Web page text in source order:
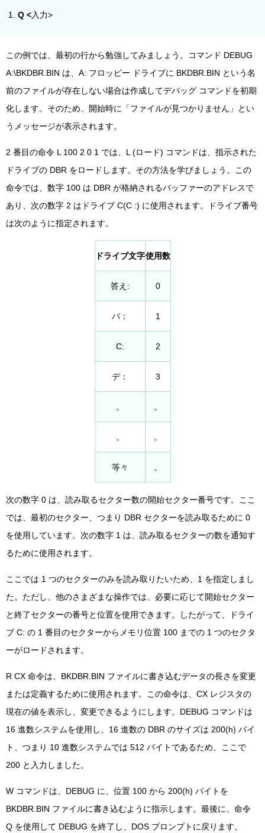
Q <入力>
この例では、最初の行から勉強してみましょう。コマンド DEBUG
A:\BKDBR.BIN は、A: フロッピー ドライブに BKDBR.BIN という名
前のファイルが存在しない場合は作成してデバッグ コマンドを初期
化します。そのため、開始時に「ファイルが見つかりません」とい
うメッセージが表示されます。
2 番目の命令 L 100 2 0 1 では、L (ロード) コマンドは、指示された
ドライブの DBR をロードします。その方法を学びましょう。この
命令では、数字 100 は DBR が格納されるバッファーのアドレスで
あり、次の数字 2 はドライブ C(C :) に使用されます。ドライブ番号
は次のように指定されます。
ドライブ文字使用数
答え: 0
バ： 1
C: 2
デ： 3
。 。
。 。
等々 。
次の数字 0 は、読み取るセクター数の開始セクター番号です。ここ
では、最初のセクター、つまり DBR セクターを読み取るために 0
を使用しています。次の数字 1 は、読み取るセクターの数を通知す
るために使用されます。
ここでは 1 つのセクターのみを読み取りたいため、1 を指定しまし
た。ただし、他のさまざまな操作では、必要に応じて開始セクター
と終了セクターの番号と位置を使用できます。したがって、ドライ
ブ C: の 1 番目のセクターからメモリ位置 100 までの 1 つのセクタ
ーがロードされます。
R CX 命令は、BKDBR.BIN ファイルに書き込むデータの長さを変更
または定義するために使用されます。この命令は、CX レジスタの
現在の値を表示し、変更できるようにします。DEBUG コマンドは
16 進数システムを使用し、16 進数の DBR のサイズは 200(h) バイ
ト、つまり 10 進数システムでは 512 バイトであるため、ここで
200 と入力しました。
W コマンドは、DEBUG に、位置 100 から 200(h) バイトを
BKDBR.BIN ファイルに書き込むように指示します。最後に、命令
Q を使用して DEBUG を終了し、DOS プロンプトに戻ります。